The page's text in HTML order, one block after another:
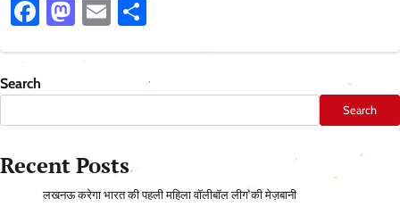
Facebook
Mastodon
Email
Search
Search
Recent Posts
लखनऊ करेगा भारत की पहली महिला वॉलीबॉल लीग की मेज़बानी